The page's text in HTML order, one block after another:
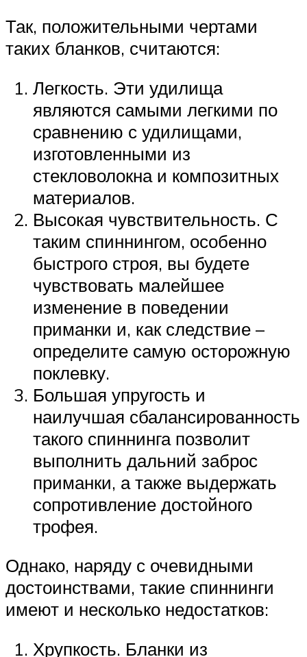
Так, положительными чертами
таких бланков, считаются:
Легкость. Эти удилища
являются самыми легкими по
сравнению с удилищами,
изготовленными из
стекловолокна и композитных
материалов.
Высокая чувствительность. С
таким спиннингом, особенно
быстрого строя, вы будете
чувствовать малейшее
изменение в поведении
приманки и, как следствие –
определите самую осторожную
поклевку.
Большая упругость и
наилучшая сбалансированность
такого спиннинга позволит
выполнить дальний заброс
приманки, а также выдержать
сопротивление достойного
трофея.
Однако, наряду с очевидными
достоинствами, такие спиннинги
имеют и несколько недостатков:
Хрупкость. Бланки из